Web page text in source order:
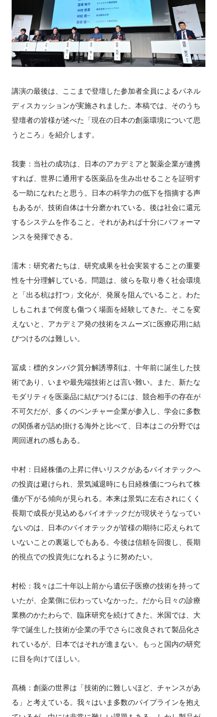
講演の最後は、ここまで登壇した参加者全員によるパネル
ディスカッションが実施されました。本稿では、そのうち
登壇者の皆様が述べた「現在の日本の創薬環境について思
うところ」を紹介します。
我妻：当社の成功は、日本のアカデミアと製薬企業が連携
すれば、世界に通用する医薬品を生み出せることを証明す
る一助になれたと思う。日本の科学力の低下を指摘する声
もあるが、技術自体は十分磨かれている。後は社会に還元
するシステムを作ること。それがあれば十分にパフォーマ
ンスを発揮できる。
濡木：研究者たちは、研究成果を社会実装することの重要
性を十分理解している。問題は、彼らを取り巻く社会環境
と「出る杭は打つ」文化が、発展を阻んでいること。わた
しもこれまで何度も傷つく場面を経験してきた。そこを変
えないと、アカデミア発の技術をスムーズに医療応用に結
びつけるのは難しい。
冨成：標的タンパク質分解誘導剤は、十年前に誕生した技
術であり、いまや最先端技術とは言い難い。また、新たな
モダリティを医薬品に結びつけるには、競合相手の存在が
不可欠だが、多くのベンチャー企業が参入し、学会に多数
の関係者が詰め掛ける海外と比べて、日本はこの分野では
周回遅れの感もある。
中村：日経株価の上昇に伴いリスクがあるバイオテックへ
の投資は避けられ、景気減退時にも日経株価につられて株
価が下がる傾向が見られる。本来は景気に左右されにくく
長期で成長が見込めるバイオテックだが現状そうなってい
ないのは、日本のバイオテックが皆様の期待に応えられて
いないことの裏返しでもある。今後は信頼を回復し、長期
的視点での投資先になれるように努めたい。
村松：我々は二十年以上前から遺伝子医療の技術を持って
いたが、企業側に伝わっていなかった。だから日々の診療
業務のかたわらで、臨床研究を続けてきた。米国では、大
学で誕生した技術が企業の手でさらに改良されて製品化さ
れているが、日本ではそれが進まない。もっと国内の研究
に目を向けてほしい。
髙橋：創薬の世界は「技術的に難しいほど、チャンスがあ
る」と考えている。我々はいま多数のパイプラインを抱え